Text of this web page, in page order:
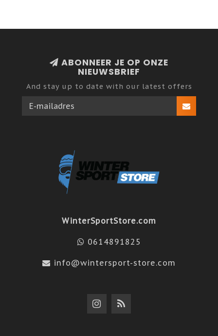
ABONNEER JE OP ONZE
NIEUWSBRIEF
And stay up to date with our latest offers
WinterSportStore.com
0614891825
info@wintersport-store.com